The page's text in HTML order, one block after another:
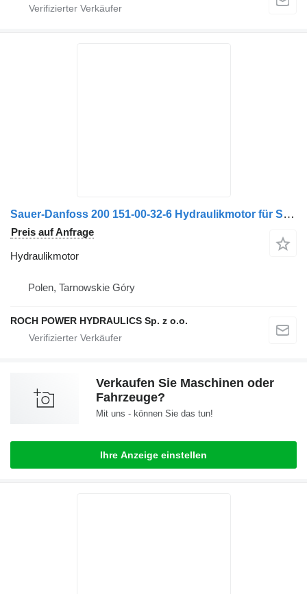
Sauer-Danfoss 200 151-00-32-6 Hydraulikmotor für Schmidt Kehrmaschine
Preis auf Anfrage
Hydraulikmotor
Polen, Tarnowskie Góry
ROCH POWER HYDRAULICS Sp. z o.o.
Verkaufen Sie Maschinen oder
Fahrzeuge?
Mit uns - können Sie das tun!
Ihre Anzeige einstellen